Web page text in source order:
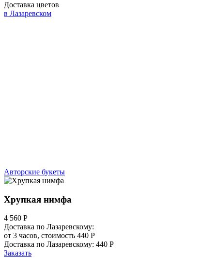
Доставка цветов
в Лазаревском
Авторские букеты
Хрупкая нимфа
4 560 Р
Доставка по Лазаревскому:
от 3 часов, стоимость 440 Р
Доставка по Лазаревскому: 440 Р
Заказать